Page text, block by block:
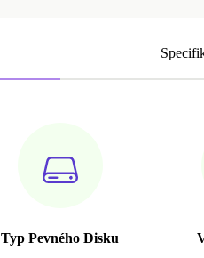
Typ Pevného Disku